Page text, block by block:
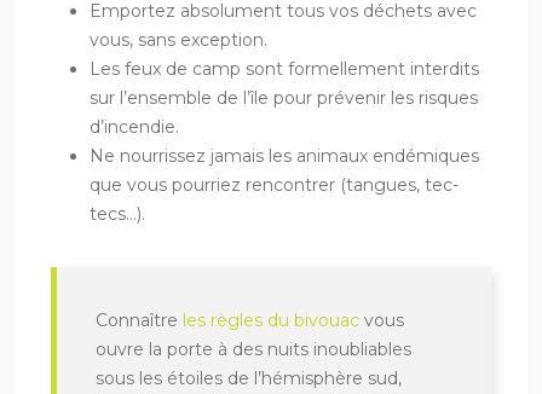
Emportez absolument tous vos déchets avec
vous, sans exception.
Les feux de camp sont formellement interdits
sur l’ensemble de l’île pour prévenir les risques
d’incendie.
Ne nourrissez jamais les animaux endémiques
que vous pourriez rencontrer (tangues, tec-
tecs…).
Connaître les règles du bivouac vous
ouvre la porte à des nuits inoubliables
sous les étoiles de l’hémisphère sud,